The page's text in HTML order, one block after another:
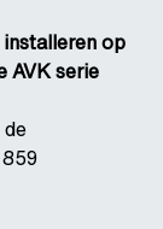
op
AVK serie